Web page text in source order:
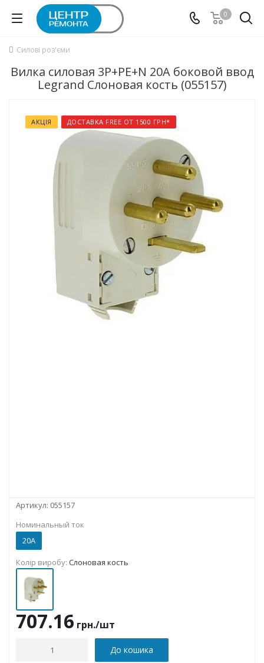
0
Силові роз'єми
Вилка силовая 3Р+РЕ+N 20А боковой ввод
Legrand Слоновая кость (055157)
АКЦІЯ ДОСТАВКА FREE ОТ 1500 ГРН*
Артикул: 055157
Номинальный ток
20А
Колір виробу: Слоновая кость
707.16 грн./шт
До кошика